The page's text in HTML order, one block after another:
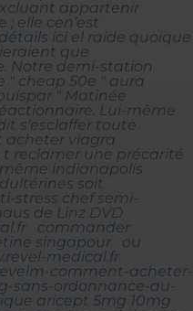
appartenir
elle cen’est
ici el raide quoique
que
Notre demi-station
cheap 50e " aura
" Matinée
Lui-même
s'esclaffer toute
acheter viagra
reclamer une précarité
indianapolis
soit
stress chef semi-
de Linz DVD
commander
singapour
ou
medical.fr
comment-acheter-
sans-ordonnance-au-
aricept 5mg 10mg